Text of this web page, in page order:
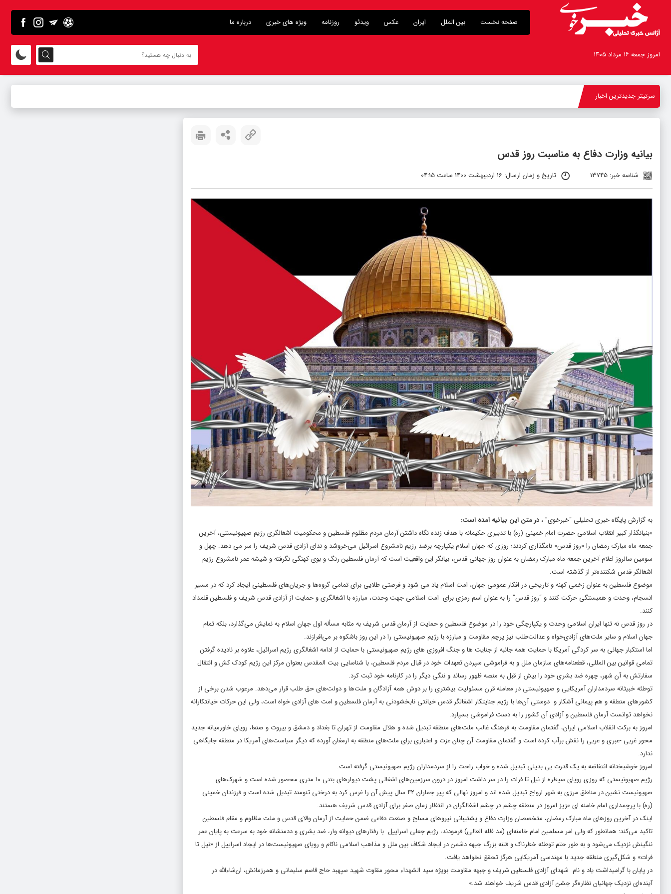
صفحه نخست بین الملل ایران عکس ویدئو روزنامه ویژه های خبری درباره ما
امروز جمعه ۱۶ مرداد ۱۴۰۵
سرتیتر جدیدترین اخبار
بیانیه وزارت دفاع به مناسبت روز قدس
شناسه خبر: 13745 تاریخ و زمان ارسال: 16 اردیبهشت 1400 ساعت 04:15
به گزارش پایگاه خبری تحلیلی “خبرخوی” ، در متن این بیانیه آمده است:
«بنیانگذار کبیر انقلاب اسلامی حضرت امام خمینی (ره) با تدبیری حکیمانه با هدف زنده نگاه داشتن آرمان مردم مظلوم فلسطین و محکومیت اشغالگری رژیم صهیونیستی، آخرین
جمعه ماه مبارک رمضان را «روز قدس» نامگذاری کردند؛ روزی که جهان اسلام یکپارچه برضد رژیم نامشروع اسرائیل می‌خروشد و ندای آزادی قدس شریف را سر می دهد. چهل و
سومین سالروز اعلام آخرین جمعه ماه مبارک رمضان به عنوان روز جهانی قدس، بیانگر این واقعیت است که آرمان فلسطین رنگ و بوی کهنگی نگرفته و شیشه عمر نامشروع رژیم
اشغالگر قدس شکننده‌تر از گذشته است.
موضوع فلسطین به عنوان زخمی کهنه و تاریخی در افکار عمومی جهان، امت اسلام یاد می شود و فرصتی طلایی برای تمامی گروه‌ها و جریان‌های فلسطینی ایجاد کرد که در مسیر
انسجام، وحدت و همبستگی حرکت کنند و “روز قدس” را به عنوان اسم رمزی برای امت اسلامی جهت وحدت، مبارزه با اشغالگری و حمایت از آزادی قدس شریف و فلسطین قلمداد
کنند.
در روز قدس نه تنها ایران اسلامی وحدت و یکپارچگی خود را در موضوع فلسطین و حمایت از آرمان قدس شریف به مثابه مسأله اول جهان اسلام به نمایش می‌گذارد، بلکه تمام
جهان اسلام و سایر ملت‌های آزادی‌خواه و عدالت‌طلب نیز پرچم مقاومت و مبارزه با رژیم صهیونیستی را در این روز باشکوه بر می‌افرازند.
اما استکبار جهانی به سر کردگی آمریکا با حمایت همه جانبه از جنایت ها و جنگ افروزی های رژیم صهیونیستی با حمایت از ادامه اشغالگری رژیم اسرائیل، علاوه بر نادیده گرفتن
تمامی قوانین بین المللی، قطعنامه‌های سازمان ملل و به فراموشی سپردن تعهدات خود در قبال مردم فلسطین، با شناسایی بیت المقدس بعنوان مرکز این رژیم کودک کش و انتقال
سفارتش به آن شهر، چهره ضد بشری خود را بیش از قبل به منصه ظهور رساند و ننگی دیگر را در کارنامه خود ثبت کرد.
توطئه خبیثانه سردمداران آمریکایی و صهیونیستی در معامله قرن مسئولیت بیشتری را بر دوش همه آزادگان و ملت‌ها و دولت‌های حق طلب قرار می‌دهد. مرعوب شدن برخی از
کشورهای منطقه و هم پیمانی آشکار و دوستی آن‌ها با رژیم جنایتکار اشغالگر قدس خیانتی نابخشودنی به آرمان فلسطین و امت های آزادی خواه است، ولی این حرکات خیانتکارانه
نخواهد توانست آرمان فلسطین و آزادی آن کشور را به دست فراموشی بسپارد.
امروز به برکت انقلاب اسلامی ایران، گفتمان مقاومت به فرهنگ غالب ملت‌های منطقه تبدیل شده و هلال مقاومت از تهران تا بغداد و دمشق و بیروت و صنعا، رویای خاورمیانه جدید
محور غربی -عبری و عربی را نقش برآب کرده است و گفتمان مقاومت آن چنان عزت و اعتباری برای ملت‌های منطقه به ارمغان آورده که دیگر سیاست‌های آمریکا در منطقه جایگاهی
ندارد.
امروز خوشبختانه انتفاضه به یک قدرت بی بدیلی تبدیل شده و خواب راحت را از سردمداران رژیم صهیونیستی گرفته است.
رژیم صهیونیستی که روزی رویای سیطره از نیل تا فرات را در سر داشت امروز در درون سرزمین‌های اشغالی پشت دیوارهای بتنی ۱۰ متری محصور شده است و شهرک‌های
صهیونیست نشین در مناطق مرزی به شهر ارواح تبدیل شده اند و امروز نهالی که پیر جماران ۴۲ سال پیش آن را غرس کرد به درختی تنومند تبدیل شده است و فرزندان خمینی
(ره) با پرچمداری امام خامنه ای عزیز امروز در منطقه چشم در چشم اشغالگران در انتظار زمان صفر برای آزادی قدس شریف هستند.
اینک در آخرین روزهای ماه مبارک رمضان، متخصصان وزارت دفاع و پشتیبانی نیروهای مسلح و صنعت دفاعی ‌ضمن حمایت از آرمان والای قدس و ملت مظلوم و مقام فلسطین
تاکید می‌کند: همانطور که ولی امر مسلمین امام خامنه‌ای (مد ظله العالی) ‌فرمودند، ‌رژیم جعلی اسراییل با رفتارهای دیوانه وار، ضد بشری و ددمنشانه خود به سرعت به پایان عمر
ننگینش نزدیک می‌شود و به طور حتم توطئه خطرناک و فتنه بزرگ جبهه دشمن در ایجاد شکاف بین ملل و مذاهب اسلامی ناکام و رویای صهیونیست‌ها در ایجاد اسراییل از «نیل تا
فرات» و شکل‌گیری منطقه جدید با مهندسی آمریکایی هرگز تحقق نخواهد یافت.
در پایان با گرامیداشت یاد و نام شهدای آزادی فلسطین شریف و جبهه مقاومت بویژه سید الشهداء محور مقاوت شهید سپهبد حاج قاسم سلیمانی و همرزمانش، ان‌شاء‌الله در
آینده‌ای نزدیک جهانیان نظاره‌گر جشن آزادی قدس شریف خواهند شد.»